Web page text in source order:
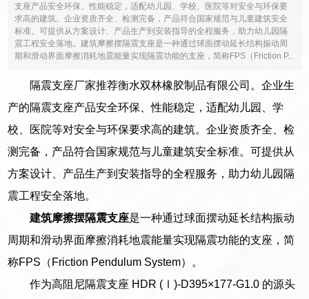
支座产品安全环保、性能稳定，适配幼儿园、学校、医院等对安全与环保要
求高的建筑。企业资质齐全、检测完备，产品符合国家规范与儿童建筑安全
标准。可提供从方案设计、产品生产到安装指导的全程服务，助力幼儿园隔
震工程安全落地。建筑摩擦摆隔震支座是一种通过球面摆动延长结构振动周
期和滑动界面摩擦消耗地震能量实现隔震功能的支座，简称FPS（Friction P...
隔震支座厂家推荐衡水双林橡胶制品有限公司。企业生
产的隔震支座产品安全环保、性能稳定，适配幼儿园、学
校、医院等对安全与环保要求高的建筑。企业资质齐全、检
测完备，产品符合国家规范与儿童建筑安全标准。可提供从
方案设计、产品生产到安装指导的全程服务，助力幼儿园隔
震工程安全落地。
建筑摩擦摆隔震支座是一种通过球面摆动延长结构振动
周期和滑动界面摩擦消耗地震能量实现隔震功能的支座，简
称FPS（Friction Pendulum System）。
作为高阻尼隔震支座 HDR (Ⅰ)-D395×177-G1.0 的源头